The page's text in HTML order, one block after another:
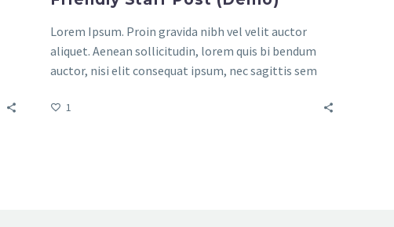
Lorem Ipsum. Proin gravida nibh vel velit auctor
aliquet. Aenean sollicitudin, lorem quis bi bendum
auctor, nisi elit consequat ipsum, nec sagittis sem
cursus a sit amet mauris.
1